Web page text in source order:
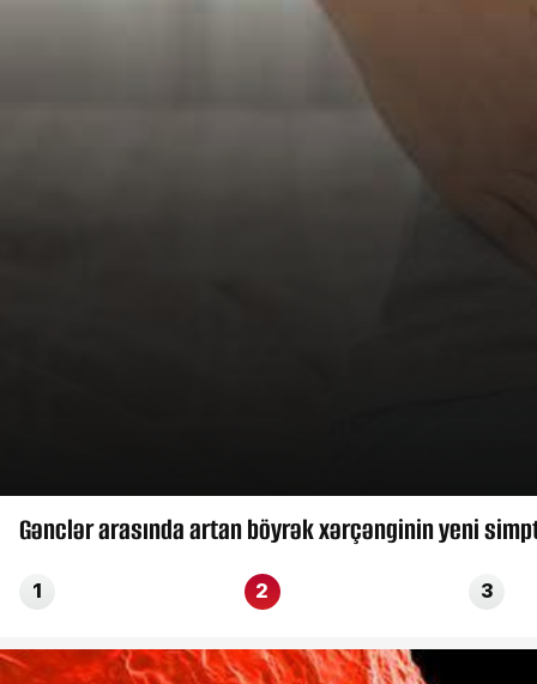
Gənclər arasında artan böyrək xərçənginin yeni
1 2 3